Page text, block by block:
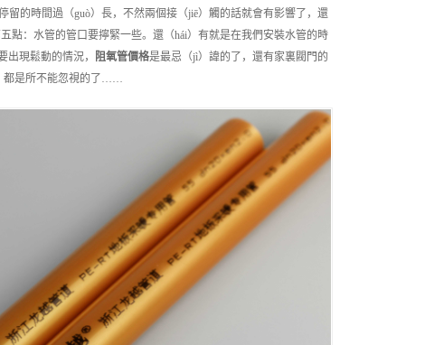
的時間過（guò）長，不然兩個接（jiē）觸的話就會有影響了，還
點：水管的管口要擰緊一些。還（hái）有就是在我們安裝水管的時
現鬆動的情況，
阻氧管價格是最忌（jì）諱的了，還有家裏閥門的
都是所不能忽視的了……